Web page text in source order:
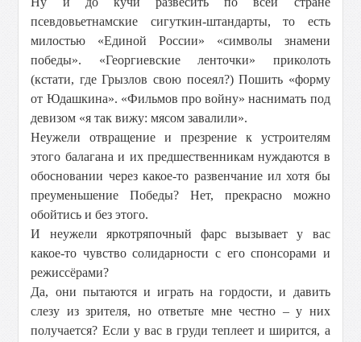
псевдовьетнамские сигуткин-штандарты, то есть
милостью «Единой России» «символы знамени
победы». «Георгиевские ленточки» приколоть
(кстати, где Грызлов свою посеял?) Пошить «форму
от Юдашкина». «Фильмов про войну» наснимать под
девизом «я так вижу: мясом завалили».
Неужели отвращение и презрение к устроителям
этого балагана и их предшественникам нуждаются в
обосновании через какое-то развенчание ил хотя бы
преуменьшение Победы? Нет, прекрасно можно
обойтись и без этого.
И неужели яркотряпочный фарс вызывает у вас
какое-то чувство солидарности с его спонсорами и
режиссёрами?
Да, они пытаются и играть на гордости, и давить
слезу из зрителя, но ответьте мне честно – у них
получается? Если у вас в груди теплеет и ширится, а